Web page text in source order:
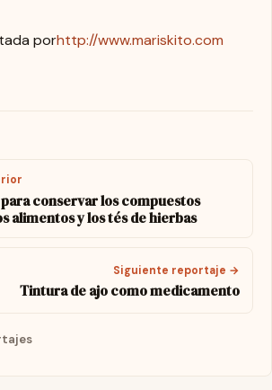
porhttp://www.mariskito.com
conservar los compuestos
alimentos y los tés de hierbas
Siguiente reportaje →
Tintura de ajo como medicamento